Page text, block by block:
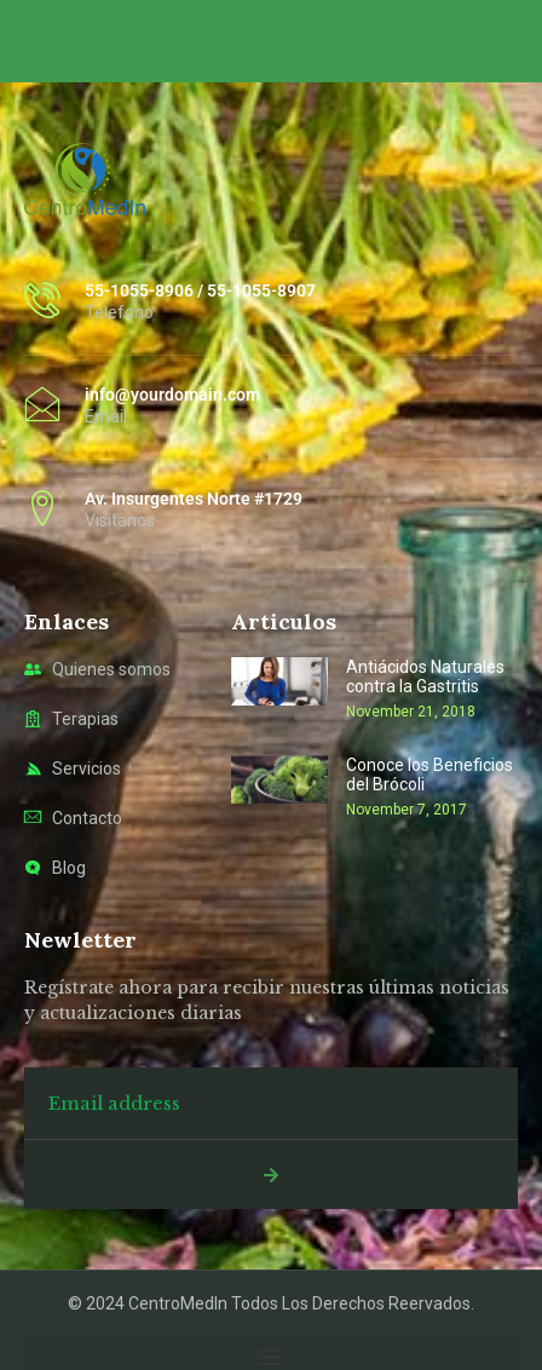
55-1055-8906 / 55-1055-8907
Telefono
info@yourdomain.com
Email
Av. Insurgentes Norte #1729
Visitanos
Enlaces
Quienes somos
Terapias
Servicios
Contacto
Blog
Articulos
Antiácidos Naturales
contra la Gastritis
November 21, 2018
Conoce los Beneficios
del Brócoli
November 7, 2017
Newletter
Regístrate ahora para recibir nuestras últimas noticias
y actualizaciones diarias
© 2024 CentroMedIn Todos Los Derechos Reervados.